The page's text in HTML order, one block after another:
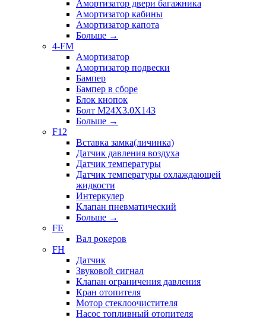
Амортизатор двери багажника
Амортизатор кабины
Амортизатор капота
Больше →
4-FM
Амортизатор
Амортизатор подвески
Бампер
Бампер в сборе
Блок кнопок
Болт M24X3.0X143
Больше →
F12
Вставка замка(личинка)
Датчик давления воздуха
Датчик температуры
Датчик температуры охлаждающей
жидкости
Интеркулер
Клапан пневматический
Больше →
FE
Вал рокеров
FH
Датчик
Звуковой сигнал
Клапан ограничения давления
Кран отопителя
Мотор стеклоочистителя
Насос топливный отопителя